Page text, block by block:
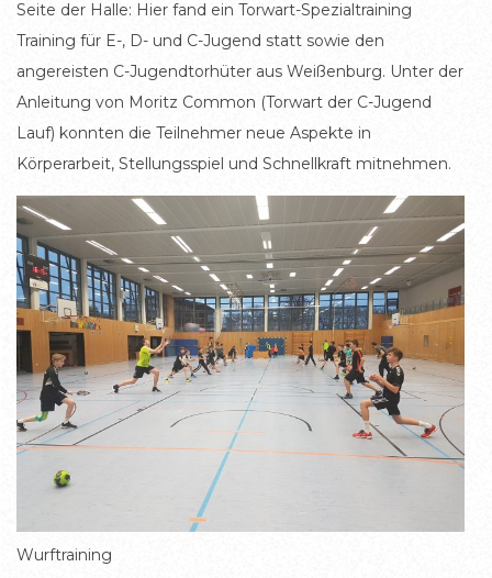
Seite der Halle: Hier fand ein Torwart-Spezialtraining
Training für E-, D- und C-Jugend statt sowie den
angereisten C-Jugendtorhüter aus Weißenburg. Unter der
Anleitung von Moritz Common (Torwart der C-Jugend
Lauf) konnten die Teilnehmer neue Aspekte in
Körperarbeit, Stellungsspiel und Schnellkraft mitnehmen.
Wurftraining